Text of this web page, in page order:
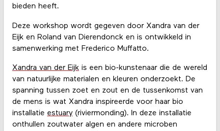
bieden heeft.
Deze workshop wordt gegeven door Xandra van der
Eijk en Roland van Dierendonck en is ontwikkeld in
samenwerking met Frederico Muffatto.
Xandra van der Eijkis een bio-kunstenaar die de wereld
van natuurlijke materialen en kleuren onderzoekt. De
spanning tussen zoet en zout en de tussenkomst van
de mens is wat Xandra inspireerde voor haar bio
installatie estuary(riviermonding). In deze installatie
onthullen zoutwater algen en andere microben